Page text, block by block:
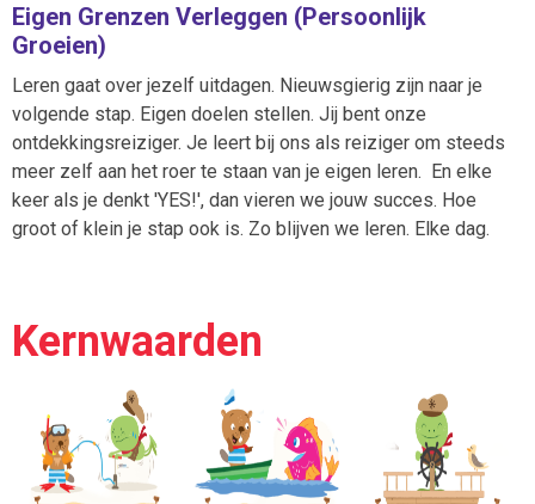
Eigen Grenzen Verleggen (Persoonlijk
Groeien)
Leren gaat over jezelf uitdagen. Nieuwsgierig zijn naar je
volgende stap. Eigen doelen stellen. Jij bent onze
ontdekkingsreiziger. Je leert bij ons als reiziger om steeds
meer zelf aan het roer te staan van je eigen leren. En elke
keer als je denkt 'YES!', dan vieren we jouw succes. Hoe
groot of klein je stap ook is. Zo blijven we leren. Elke dag.
Kernwaarden